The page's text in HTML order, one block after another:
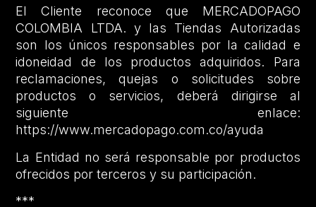
El Cliente reconoce que MERCADOPAGO
COLOMBIA LTDA. y las Tiendas Autorizadas
son los únicos responsables por la calidad e
idoneidad de los productos adquiridos. Para
reclamaciones, quejas o solicitudes sobre
productos o servicios, deberá dirigirse al
siguiente enlace:
https://www.mercadopago.com.co/ayuda
La Entidad no será responsable por productos
ofrecidos por terceros y su participación.
***